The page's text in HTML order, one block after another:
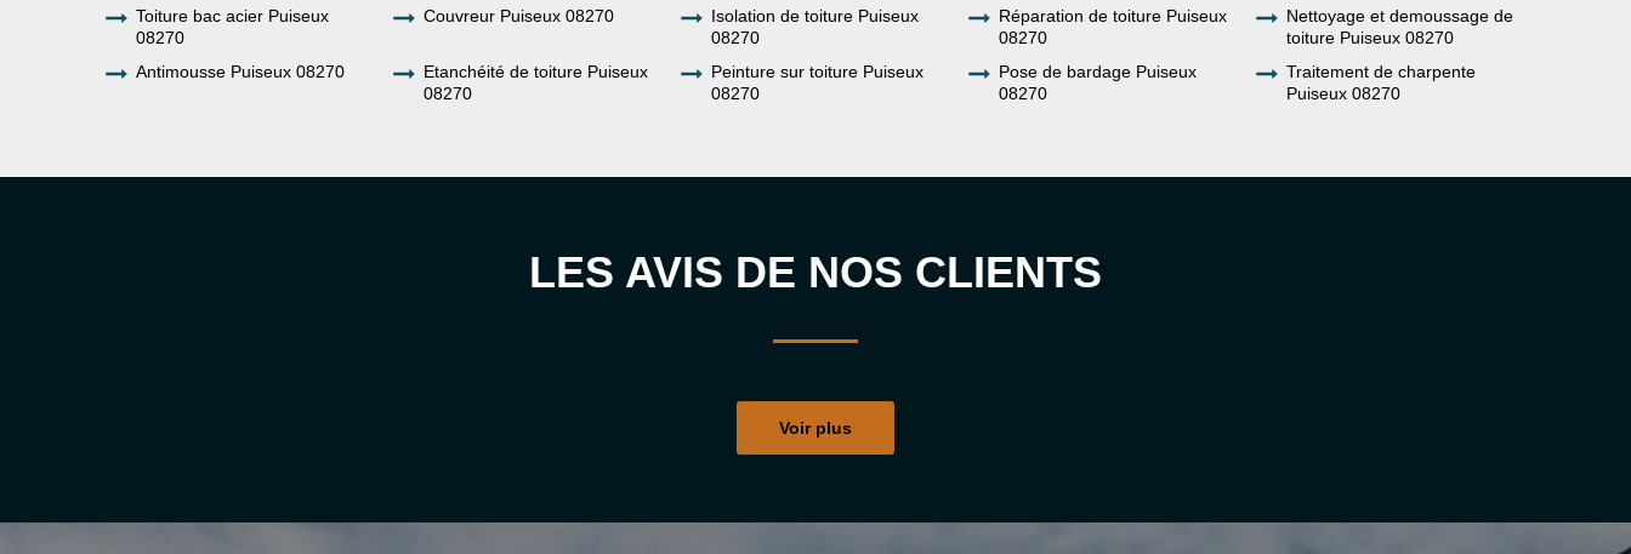
Toiture bac acier Puiseux
08270
Couvreur Puiseux 08270
Isolation de toiture Puiseux
08270
Réparation de toiture Puiseux
08270
Nettoyage et demoussage de
toiture Puiseux 08270
Antimousse Puiseux 08270
Etanchéité de toiture Puiseux
08270
Peinture sur toiture Puiseux
08270
Pose de bardage Puiseux
08270
Traitement de charpente
Puiseux 08270
LES AVIS DE NOS CLIENTS
Voir plus